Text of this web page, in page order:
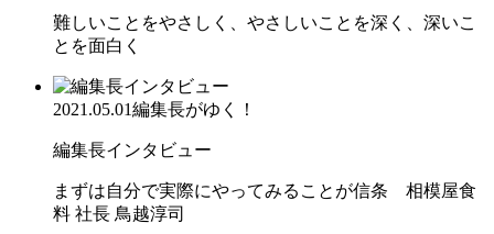
難しいことをやさしく、やさしいことを深く、深いこ
とを面白く
2021.05.01編集長がゆく！
編集長インタビュー
まずは自分で実際にやってみることが信条 相模屋食
料 社長 鳥越淳司